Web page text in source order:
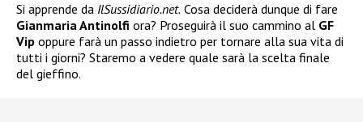
Si apprende da IlSussidiario.net. Cosa deciderà dunque di fare
Gianmaria Antinolfi ora? Proseguirà il suo cammino al GF
Vip oppure farà un passo indietro per tornare alla sua vita di
tutti i giorni? Staremo a vedere quale sarà la scelta finale
del gieffino.